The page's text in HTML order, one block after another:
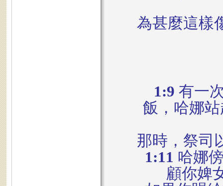
為甚麼這樣
1:9 有一
飯，哈娜
那時，祭司
1:11 哈娜
顧你婢